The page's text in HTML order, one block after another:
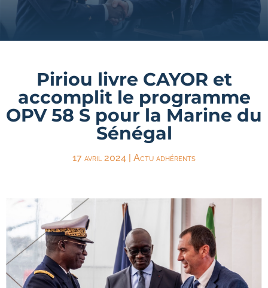
Piriou livre CAYOR et
accomplit le programme
OPV 58 S pour la Marine du
Sénégal
17 avril 2024 | Actu adhérents